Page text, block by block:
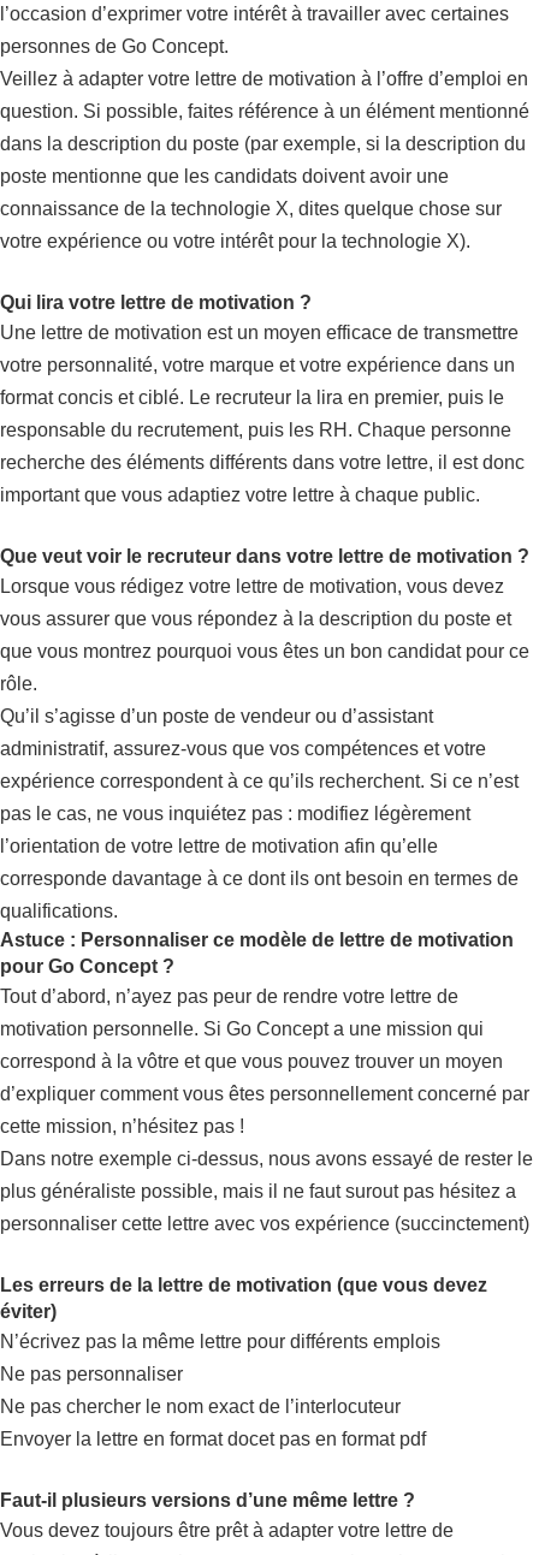
l’occasion d’exprimer votre intérêt à travailler avec certaines
personnes de Go Concept.
Veillez à adapter votre lettre de motivation à l’offre d’emploi en
question. Si possible, faites référence à un élément mentionné
dans la description du poste (par exemple, si la description du
poste mentionne que les candidats doivent avoir une
connaissance de la technologie X, dites quelque chose sur
votre expérience ou votre intérêt pour la technologie X).
Qui lira votre lettre de motivation ?
Une lettre de motivation est un moyen efficace de transmettre
votre personnalité, votre marque et votre expérience dans un
format concis et ciblé. Le recruteur la lira en premier, puis le
responsable du recrutement, puis les RH. Chaque personne
recherche des éléments différents dans votre lettre, il est donc
important que vous adaptiez votre lettre à chaque public.
Que veut voir le recruteur dans votre lettre de motivation ?
Lorsque vous rédigez votre lettre de motivation, vous devez
vous assurer que vous répondez à la description du poste et
que vous montrez pourquoi vous êtes un bon candidat pour ce
rôle.
Qu’il s’agisse d’un poste de vendeur ou d’assistant
administratif, assurez-vous que vos compétences et votre
expérience correspondent à ce qu’ils recherchent. Si ce n’est
pas le cas, ne vous inquiétez pas : modifiez légèrement
l’orientation de votre lettre de motivation afin qu’elle
corresponde davantage à ce dont ils ont besoin en termes de
qualifications.
Astuce : Personnaliser ce modèle de lettre de motivation
pour Go Concept ?
Tout d’abord, n’ayez pas peur de rendre votre lettre de
motivation personnelle. Si Go Concept a une mission qui
correspond à la vôtre et que vous pouvez trouver un moyen
d’expliquer comment vous êtes personnellement concerné par
cette mission, n’hésitez pas !
Dans notre exemple ci-dessus, nous avons essayé de rester le
plus généraliste possible, mais il ne faut surout pas hésitez a
personnaliser cette lettre avec vos expérience (succinctement)
Les erreurs de la lettre de motivation (que vous devez
éviter)
N’écrivez pas la même lettre pour différents emplois
Ne pas personnaliser
Ne pas chercher le nom exact de l’interlocuteur
Envoyer la lettre en format docet pas en format pdf
Faut-il plusieurs versions d’une même lettre ?
Vous devez toujours être prêt à adapter votre lettre de